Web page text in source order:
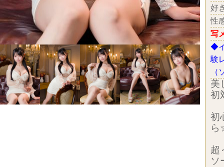
好
性
写
◆
験
美
初
初
ら
超
ソ